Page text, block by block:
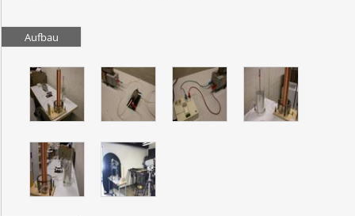
Aufbau